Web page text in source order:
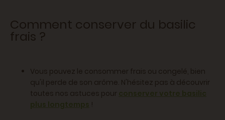
Comment conserver du basilic
frais ?
Vous pouvez le consommer frais ou congelé, bien
qu'il perde de son arôme. N'hésitez pas à découvrir
toutes nos astuces pour conserver votre basilic
plus longtemps !